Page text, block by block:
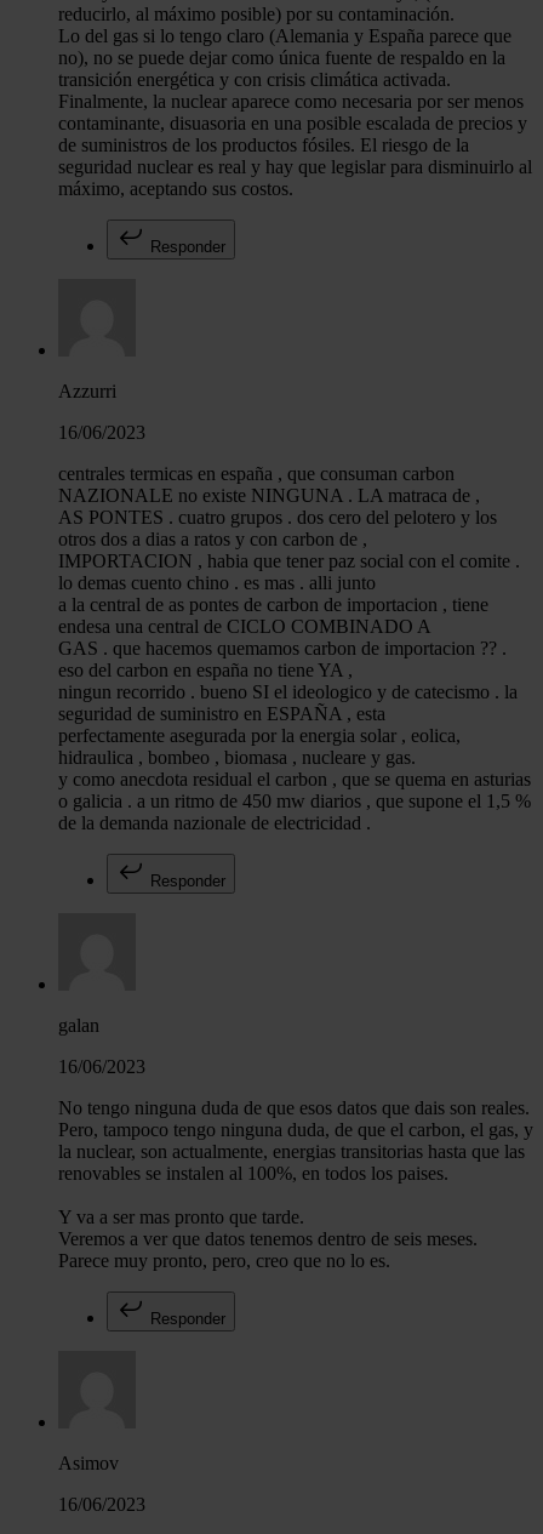
reducirlo, al máximo posible) por su contaminación.
Lo del gas si lo tengo claro (Alemania y España parece que
no), no se puede dejar como única fuente de respaldo en la
transición energética y con crisis climática activada.
Finalmente, la nuclear aparece como necesaria por ser menos
contaminante, disuasoria en una posible escalada de precios y
de suministros de los productos fósiles. El riesgo de la
seguridad nuclear es real y hay que legislar para disminuirlo al
máximo, aceptando sus costos.
Responder
Azzurri
16/06/2023
centrales termicas en españa , que consuman carbon
NAZIONALE no existe NINGUNA . LA matraca de ,
AS PONTES . cuatro grupos . dos cero del pelotero y los
otros dos a dias a ratos y con carbon de ,
IMPORTACION , habia que tener paz social con el comite .
lo demas cuento chino . es mas . alli junto
a la central de as pontes de carbon de importacion , tiene
endesa una central de CICLO COMBINADO A
GAS . que hacemos quemamos carbon de importacion ?? .
eso del carbon en españa no tiene YA ,
ningun recorrido . bueno SI el ideologico y de catecismo . la
seguridad de suministro en ESPAÑA , esta
perfectamente asegurada por la energia solar , eolica,
hidraulica , bombeo , biomasa , nucleare y gas.
y como anecdota residual el carbon , que se quema en asturias
o galicia . a un ritmo de 450 mw diarios , que supone el 1,5 %
de la demanda nazionale de electricidad .
Responder
galan
16/06/2023
No tengo ninguna duda de que esos datos que dais son reales.
Pero, tampoco tengo ninguna duda, de que el carbon, el gas, y
la nuclear, son actualmente, energias transitorias hasta que las
renovables se instalen al 100%, en todos los paises.
Y va a ser mas pronto que tarde.
Veremos a ver que datos tenemos dentro de seis meses.
Parece muy pronto, pero, creo que no lo es.
Responder
Asimov
16/06/2023